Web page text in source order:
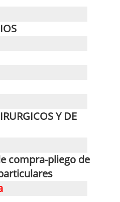
Y DE
compra-pliego de